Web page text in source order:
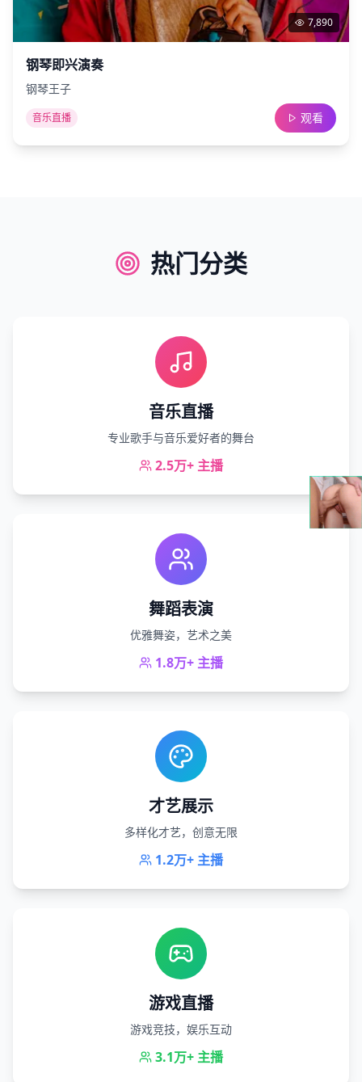
7,890
钢琴即兴演奏
钢琴王子
音乐直播 观看
热门分类
音乐直播
专业歌手与音乐爱好者的舞台
2.5万+ 主播
舞蹈表演
优雅舞姿，艺术之美
1.8万+ 主播
才艺展示
多样化才艺，创意无限
1.2万+ 主播
游戏直播
游戏竞技，娱乐互动
3.1万+ 主播